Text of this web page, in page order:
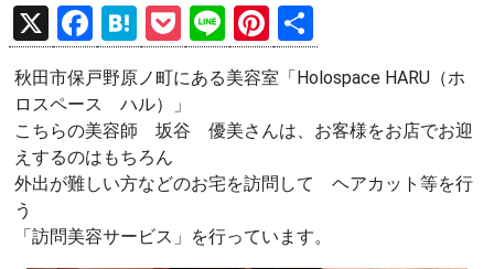
X
F
a
ce
b
o
o
k
H
at
e
a
P
o
ck
et
Li
n
e
Pi
nt
er
es
t
有
秋田市保戸野原ノ町にある美容室「Holospace HARU（ホ
ロスペース ハル）」
こちらの美容師 坂谷 優美さんは、お客様をお店でお迎
えするのはもちろん
外出が難しい方などのお宅を訪問して ヘアカット等を行
う
「訪問美容サービス」を行っています。